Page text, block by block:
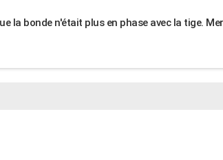
la bonde n'était plus en phase avec la tige.